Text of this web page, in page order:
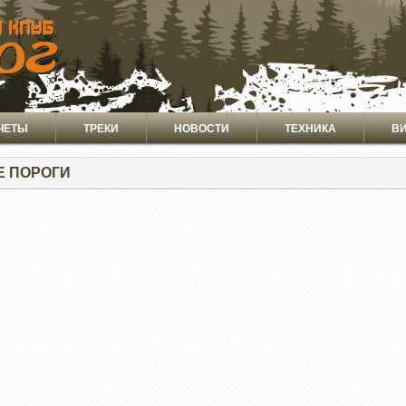
ТРЕКИ НОВОСТИ ТЕХНИКА
ПОРОГИ